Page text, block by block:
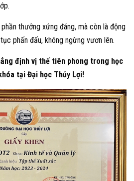
thưởng xứng đáng, mà còn là động
phấn đấu, không ngừng vươn lên.
định vị thế tiên phong trong học
tại Đại học Thủy Lợi!